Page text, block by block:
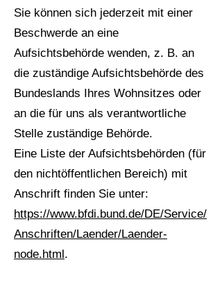
Sie können sich jederzeit mit einer
Beschwerde an eine
Aufsichtsbehörde wenden, z. B. an
die zuständige Aufsichtsbehörde des
Bundeslands Ihres Wohnsitzes oder
an die für uns als verantwortliche
Stelle zuständige Behörde.
Eine Liste der Aufsichtsbehörden (für
den nichtöffentlichen Bereich) mit
Anschrift finden Sie unter:
https://www.bfdi.bund.de/DE/Service/
Anschriften/Laender/Laender-
node.html.